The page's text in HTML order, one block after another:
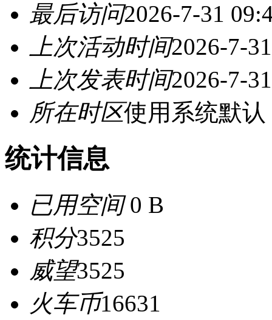
最后访问2026-7-31
上次活动时间2026-7-
上次发表时间2026-7-
所在时区使用系统默认
统计信息
已用空间0 B
积分3525
威望3525
火车币16631